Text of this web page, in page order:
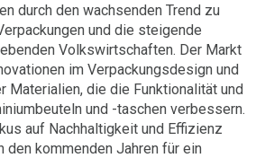
durch den wachsenden Trend zu
und die steigende
Volkswirtschaften. Der Markt
im Verpackungsdesign und
Materialien, die die Funktionalität und
und -taschen verbessern.
auf Nachhaltigkeit und Effizienz
den kommenden Jahren für ein